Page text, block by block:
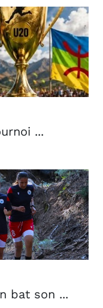
...
bat son ...